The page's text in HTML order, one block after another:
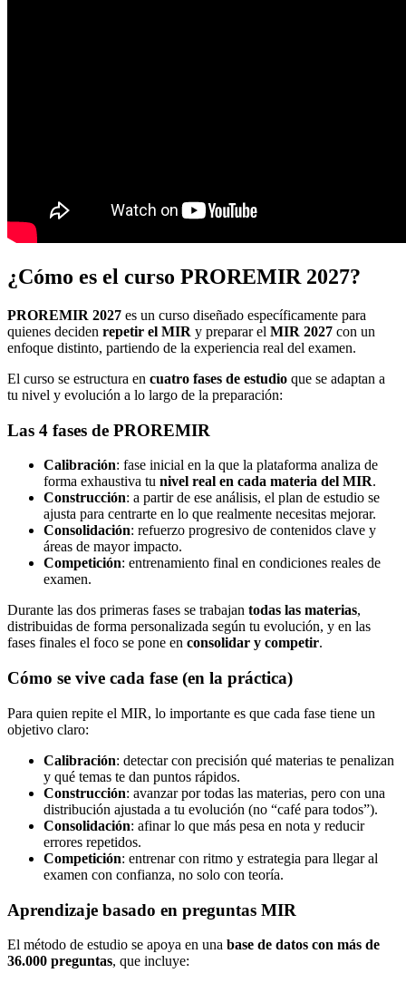
¿Cómo es el curso PROREMIR 2027?
PROREMIR 2027 es un curso diseñado específicamente para
quienes deciden repetir el MIR y preparar el MIR 2027 con un
enfoque distinto, partiendo de la experiencia real del examen.
El curso se estructura en cuatro fases de estudio que se adaptan a
tu nivel y evolución a lo largo de la preparación:
Las 4 fases de PROREMIR
Calibración: fase inicial en la que la plataforma analiza de
forma exhaustiva tu nivel real en cada materia del MIR.
Construcción: a partir de ese análisis, el plan de estudio se
ajusta para centrarte en lo que realmente necesitas mejorar.
Consolidación: refuerzo progresivo de contenidos clave y
áreas de mayor impacto.
Competición: entrenamiento final en condiciones reales de
examen.
Durante las dos primeras fases se trabajan todas las materias,
distribuidas de forma personalizada según tu evolución, y en las
fases finales el foco se pone en consolidar y competir.
Cómo se vive cada fase (en la práctica)
Para quien repite el MIR, lo importante es que cada fase tiene un
objetivo claro:
Calibración: detectar con precisión qué materias te penalizan
y qué temas te dan puntos rápidos.
Construcción: avanzar por todas las materias, pero con una
distribución ajustada a tu evolución (no “café para todos”).
Consolidación: afinar lo que más pesa en nota y reducir
errores repetidos.
Competición: entrenar con ritmo y estrategia para llegar al
examen con confianza, no solo con teoría.
Aprendizaje basado en preguntas MIR
El método de estudio se apoya en una base de datos con más de
36.000 preguntas, que incluye: